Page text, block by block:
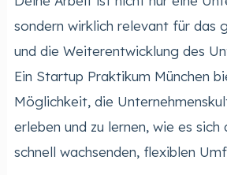
sondern wirklich relevant für das
und die Weiterentwicklung des
Ein Startup Praktikum München
Möglichkeit, die
erleben und zu lernen, wie es sich
schnell wachsenden, flexiblen